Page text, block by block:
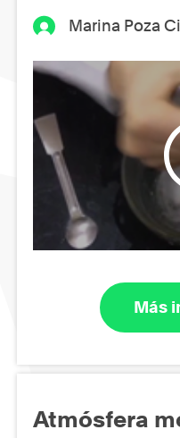
Marina Poza
Más
Atmósfera